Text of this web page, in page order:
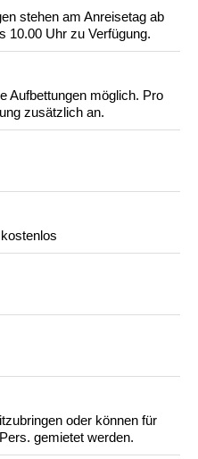
stehen am Anreisetag ab
10.00 Uhr zu Verfügung.
Aufbettungen möglich. Pro
zusätzlich an.
oder können für
gemietet werden.